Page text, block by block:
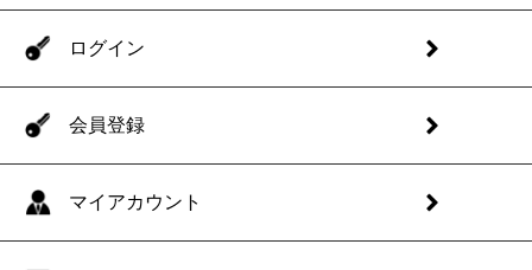
ログイン
会員登録
マイアカウント